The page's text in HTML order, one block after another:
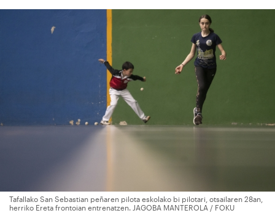
Tafallako San Sebastian peñaren pilota eskolako bi pilotari, otsailaren 28an,
herriko Ereta frontoian entrenatzen. JAGOBA MANTEROLA / FOKU